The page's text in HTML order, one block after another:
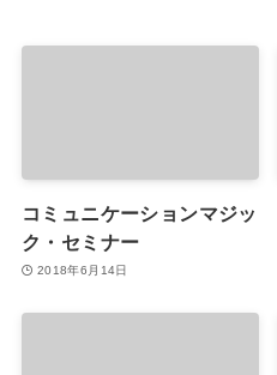
コミュニケーションマジッ
ク・セミナー
2018年6月14日